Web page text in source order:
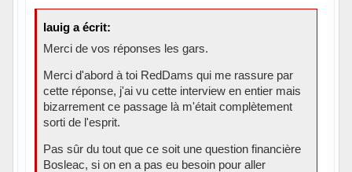
lauig a écrit:
Merci de vos réponses les gars.
Merci d'abord à toi RedDams qui me rassure par
cette réponse, j'ai vu cette interview en entier mais
bizarrement ce passage là m'était complètement
sorti de l'esprit.
Pas sûr du tout que ce soit une question financière
Bosleac, si on en a pas eu besoin pour aller